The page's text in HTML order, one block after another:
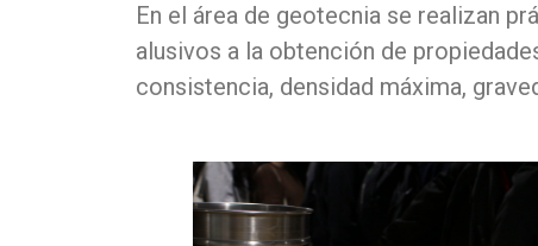
En el área de geotecnia se realizan
alusivos a la obtención de
consistencia, densidad máxima,